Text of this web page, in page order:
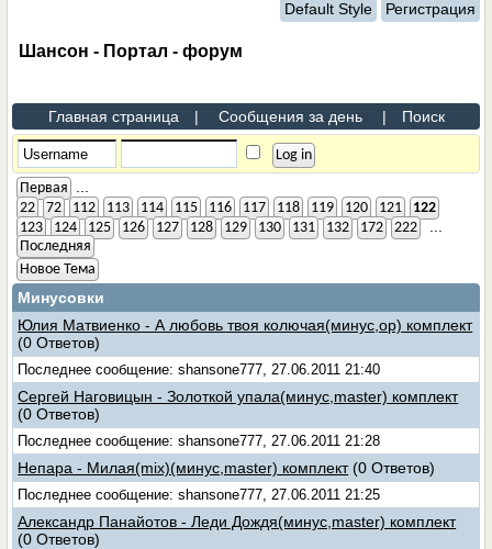
Default Style Регистрация
Шансон - Портал - форум
Главная страница | Сообщения за день | Поиск
Первая
22 72 112 113 114 115 116 117 118 119 120 121
122
123
124 125 126 127 128 129 130 131 132 172 222
Последняя
Новое Тема
Минусовки
Юлия Матвиенко - А любовь твоя колючая(минус,ор) комплект
(0 Ответов)
Последнее сообщение: shansone777, 27.06.2011 21:40
Сергей Наговицын - Золоткой упала(минус,master) комплект
(0 Ответов)
Последнее сообщение: shansone777, 27.06.2011 21:28
Непара - Милая(mix)(минус,master) комплект (0 Ответов)
Последнее сообщение: shansone777, 27.06.2011 21:25
Александр Панайотов - Леди Дождя(минус,master) комплект
(0 Ответов)